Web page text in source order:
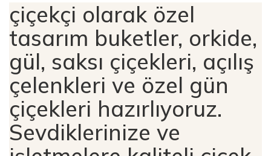
çiçekçi olarak özel
tasarım buketler, orkide,
gül, saksı çiçekleri, açılış
çelenkleri ve özel gün
çiçekleri hazırlıyoruz.
Sevdiklerinize ve